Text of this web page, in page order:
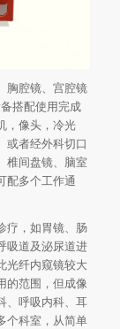
腔镜、宫腔镜
搭配使用完成
，像头，冷光
或者经外科切口
椎间盘镜、脑室
配多个工作通
，如胃镜、肠
吸道及泌尿道进
光纤内窥镜较大
的范围，但成像
、呼吸内科、耳
个科室，从简单